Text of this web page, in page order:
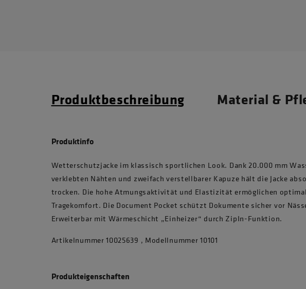
Produktbeschreibung Material &
Produktinfo
Wetterschutzjacke im klassisch sportlichen Look. Dank 20.000 mm
verklebten Nähten und zweifach verstellbarer Kapuze hält die Jacke
trocken. Die hohe Atmungsaktivität und Elastizität ermöglichen
Tragekomfort. Die Document Pocket schützt Dokumente sicher vor
Erweiterbar mit Wärmeschicht „Einheizer“ durch ZipIn-Funktion.
Artikelnummer 10025639 , Modellnummer 10101
Produkteigenschaften